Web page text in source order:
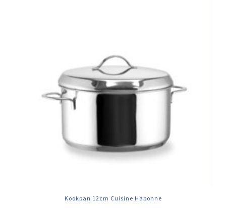
Kookpan 12cm Cuisine Habonne